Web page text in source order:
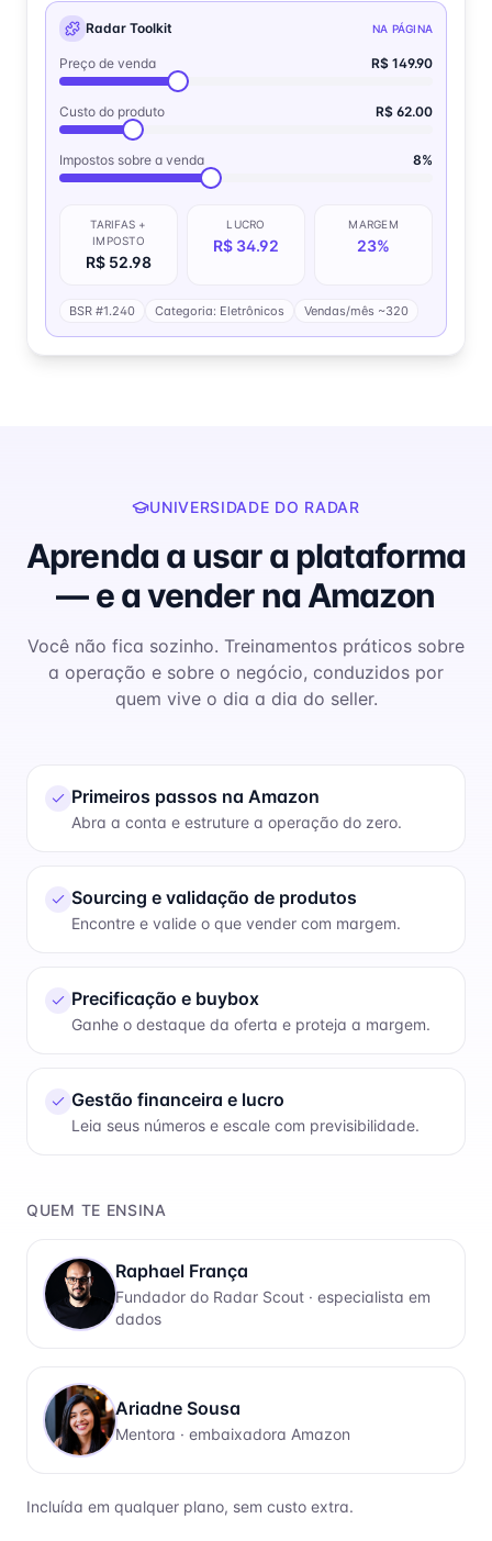
Radar Toolkit NA PÁGINA
Preço de venda R$ 149.90
Custo do produto R$ 62.00
Impostos sobre a venda 8%
TARIFAS +
IMPOSTO
R$ 52.98
LUCRO
R$ 34.92
MARGEM
23%
BSR #1.240 Categoria: Eletrônicos Vendas/mês ~320
UNIVERSIDADE DO RADAR
Aprenda a usar a plataforma
— e a vender na Amazon
Você não fica sozinho. Treinamentos práticos sobre
a operação e sobre o negócio, conduzidos por
quem vive o dia a dia do seller.
Primeiros passos na Amazon
Abra a conta e estruture a operação do zero.
Sourcing e validação de produtos
Encontre e valide o que vender com margem.
Precificação e buybox
Ganhe o destaque da oferta e proteja a margem.
Gestão financeira e lucro
Leia seus números e escale com previsibilidade.
QUEM TE ENSINA
Raphael França
Fundador do Radar Scout · especialista em
dados
Ariadne Sousa
Mentora · embaixadora Amazon
Incluída em qualquer plano, sem custo extra.